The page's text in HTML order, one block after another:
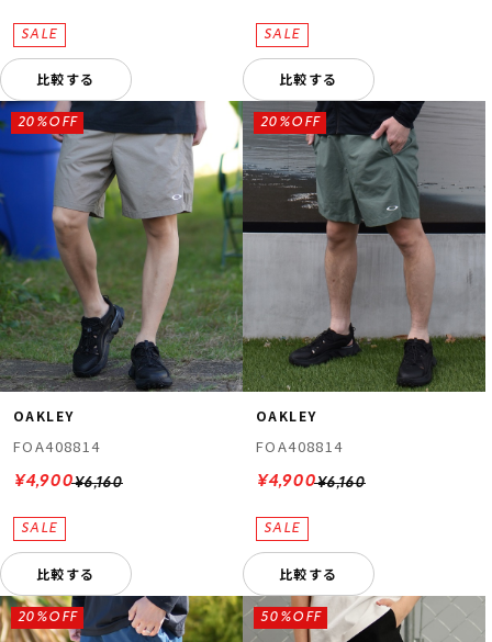
比較する 比較する
OAKLEY
FOA408814
¥6,160
20%OFF
¥4,900
比較する
OAKLEY
FOA408814
¥6,160
20%OFF
¥4,900
比較する
20%OFF 50%OFF